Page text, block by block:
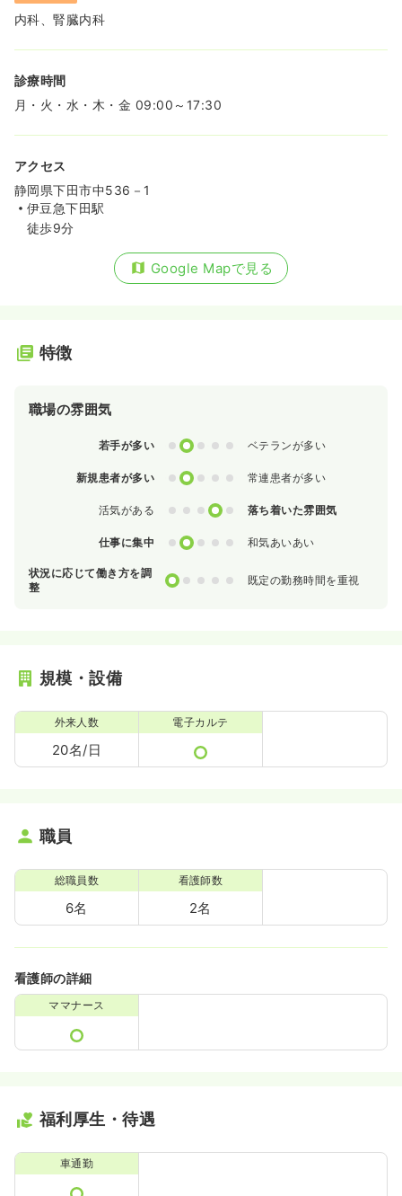
内科、腎臓内科
診療時間
月・火・水・木・金 09:00～17:30
アクセス
静岡県下田市中536－1
伊豆急下田駅
徒歩9分
Google Mapで見る
特徴
職場の雰囲気
若手が多い 0 1 2 3 4 ベテランが多い
新規患者が多い 0 1 2 3 4 常連患者が多い
活気がある 0 1 2 3 4 落ち着いた雰囲気
仕事に集中 0 1 2 3 4 和気あいあい
状況に応じて働き方を調
整
0 1 2 3 4 既定の勤務時間を重視
規模・設備
外来人数
20名/日
電子カルテ
職員
総職員数
6名
看護師数
2名
看護師の詳細
ママナース
福利厚生・待遇
車通勤